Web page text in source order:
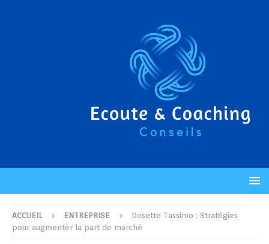
ACCUEIL ENTREPRISE
Dosette Tassimo : Stratégies
pour augmenter la part de marché